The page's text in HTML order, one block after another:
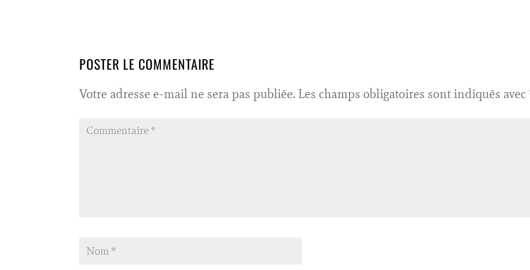
POSTER LE COMMENTAIRE
Votre adresse e-mail ne sera pas publiée. Les champs obligatoires sont indiqués avec